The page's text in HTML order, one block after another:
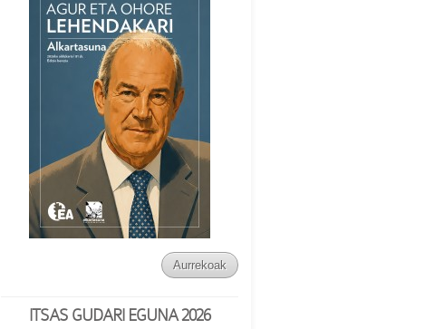
Aurrekoak
ITSAS GUDARI EGUNA 2026